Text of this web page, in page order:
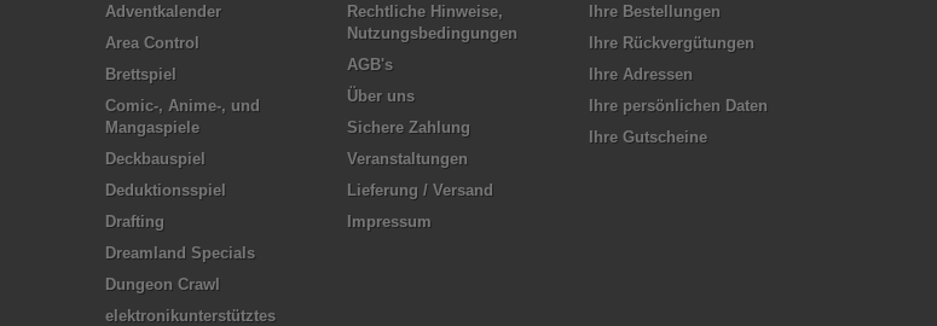
Adventkalender
Area Control
Brettspiel
Comic-, Anime-, und
Mangaspiele
Deckbauspiel
Deduktionsspiel
Drafting
Dreamland Specials
Dungeon Crawl
elektronikunterstütztes
Rechtliche Hinweise,
Nutzungsbedingungen
AGB's
Über uns
Sichere Zahlung
Veranstaltungen
Lieferung / Versand
Impressum
Ihre Bestellungen
Ihre Rückvergütungen
Ihre Adressen
Ihre persönlichen Daten
Ihre Gutscheine